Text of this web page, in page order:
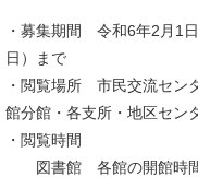
・募集期間 令和6年2月1
日）まで
・閲覧場所 市民交流セン
館分館・各支所・地区セン
・閲覧時間
図書館 各館の開館時間